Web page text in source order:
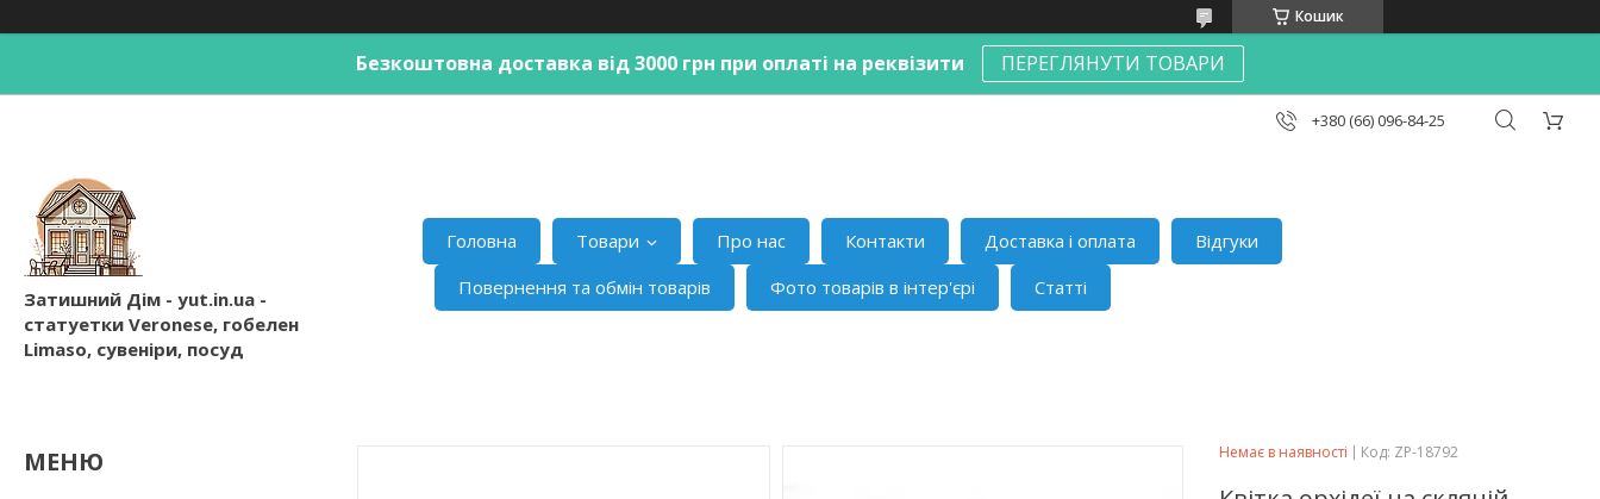
Кошик
Безкоштовна доставка від 3000 грн при оплаті на реквізити ПЕРЕГЛЯНУТИ ТОВАРИ
+380 (66) 096-84-25
Затишний Дім - yut.in.ua -
статуетки Veronese, гобелен
Limaso, сувеніри, посуд
Головна Товари Про нас Контакти Доставка і оплата
Відгуки
Повернення та обмін товарів
Фото товарів в інтер'єрі Статті
Немає в наявності Код: ZP-18792